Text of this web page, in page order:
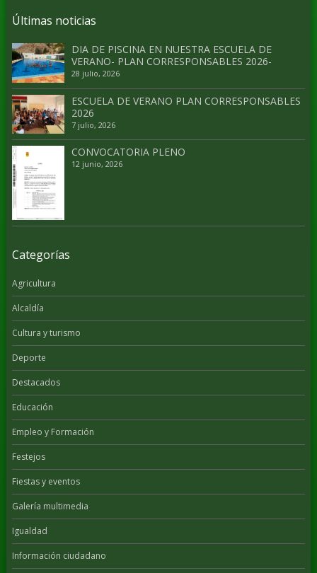
Últimas noticias
DIA DE PISCINA EN NUESTRA ESCUELA DE
VERANO- PLAN CORRESPONSABLES 2026-
28 julio, 2026
ESCUELA DE VERANO PLAN CORRESPONSABLES
2026
7 julio, 2026
CONVOCATORIA PLENO
12 junio, 2026
Categorías
Agricultura
Alcaldía
Cultura y turismo
Deporte
Destacados
Educación
Empleo y Formación
Festejos
Fiestas y eventos
Galería multimedia
Igualdad
Información ciudadano